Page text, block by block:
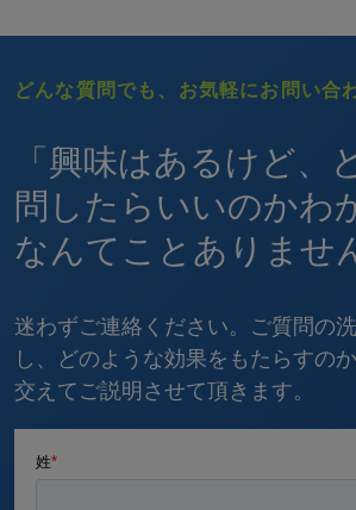
どんな質問でも、お気軽にお問い合
「興味はあるけど、
問したらいいのかわ
なんてことありませ
迷わずご連絡ください。ご質問の
し、どのような効果をもたらすの
交えてご説明させて頂きます。